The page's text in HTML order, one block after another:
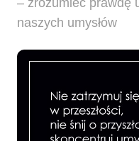
naszych umysłów